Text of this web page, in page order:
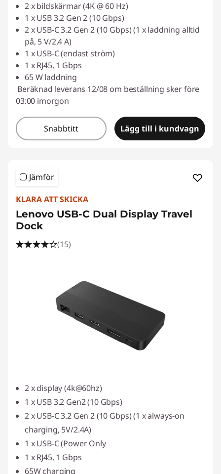
2 x bildskärmar (4K @ 60 Hz)
1 x USB 3.2 Gen 2 (10 Gbps)
2 x USB-C 3.2 Gen 2 (10 Gbps) (1 x laddning alltid
på, 5 V/2,4 A)
1 x USB-C (endast ström)
1 x RJ45, 1 Gbps
65 W laddning
Beräknad leverans 12/08 om beställning sker före
03:00 imorgon
Snabbtitt Lägg till i kundvagn
Jämför
KLARA ATT SKICKA
Lenovo USB-C Dual Display Travel
Dock
(15)
2 x display (4k@60hz)
1 x USB 3.2 Gen2 (10 Gbps)
2 x USB-C 3.2 Gen 2 (10 Gbps) (1 x always-on
charging, 5V/2.4A)
1 x USB-C (Power Only
1 x RJ45, 1 Gbps
65W charging